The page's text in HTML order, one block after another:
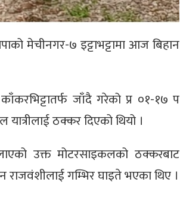
मेचीनगर-७ इट्टाभट्टामा आज बिहान
जाँदै गरेको प्र ०१-१७ प
ठक्कर दिएको थियो ।
उक्त मोटरसाइकलको ठक्करबाट
राजवंशीलाई गम्भिर घाइते भएका थिए ।